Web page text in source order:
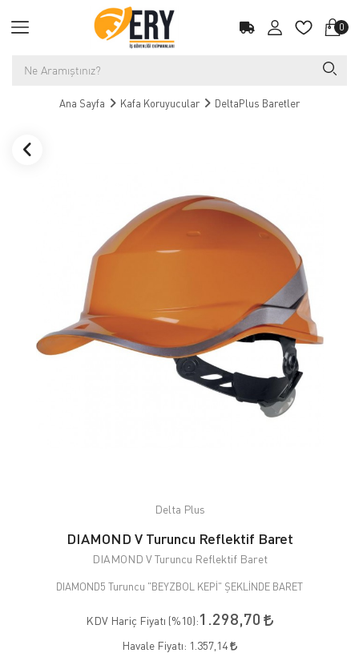
0
Ana Sayfa Kafa Koruyucular DeltaPlus Baretler
Delta Plus
DIAMOND V Turuncu Reflektif Baret
DIAMOND V Turuncu Reflektif Baret
DIAMOND5 Turuncu "BEYZBOL KEPİ" ŞEKLİNDE BARET
KDV Hariç Fiyatı (%10):1.298,70
Havale Fiyatı: 1.357,14